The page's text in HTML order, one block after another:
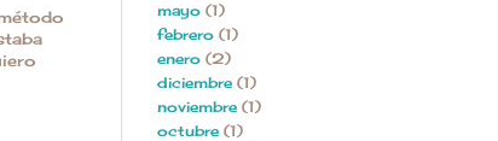
mayo (1)
febrero (1)
enero (2)
diciembre (1)
noviembre (1)
octubre (1)